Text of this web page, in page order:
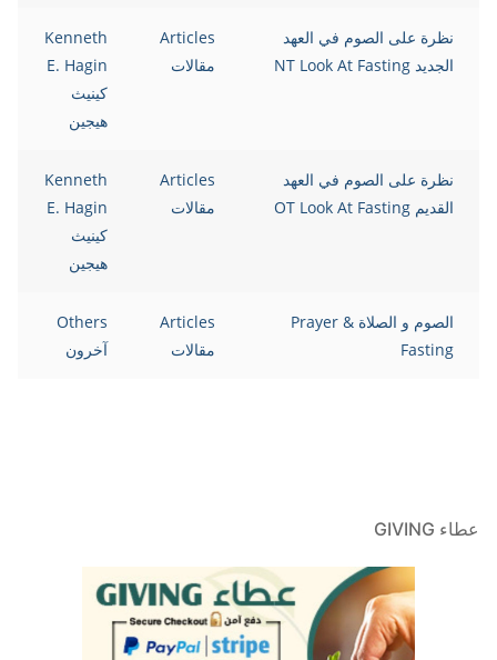
نظرة على الصوم في العهد
الجديد NT Look At Fasting
Articles
مقالات
Kenneth
E. Hagin
كينيث
هيجين
نظرة على الصوم في العهد
القديم OT Look At Fasting
Articles
مقالات
Kenneth
E. Hagin
كينيث
هيجين
الصوم و الصلاة Prayer &
Fasting
Articles
مقالات
Others
آخرون
عطاء GIVING